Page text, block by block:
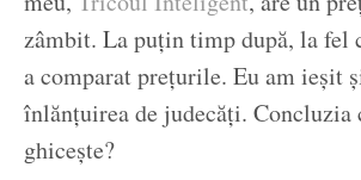
zâmbit. La puțin timp după, la fel
a comparat prețurile. Eu am ieșit
înlănțuirea de judecăți. Concluzia
ghicește?